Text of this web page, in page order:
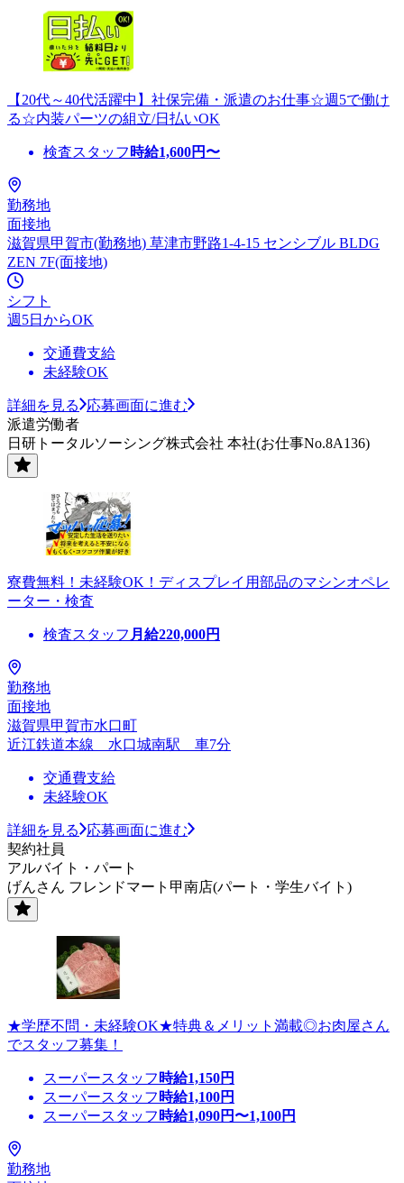
【20代～40代活躍中】社保完備・派遣のお仕事☆週5で働け
る☆内装パーツの組立/日払いOK
検査スタッフ 時給1,600円〜
勤務地
面接地
滋賀県甲賀市(勤務地) 草津市野路1-4-15 センシブル BLDG
ZEN 7F(面接地)
シフト
週5日からOK
交通費支給
未経験OK
詳細を見る
応募画面に進む
派遣労働者
日研トータルソーシング株式会社 本社(お仕事No.8A136)
寮費無料！未経験OK！ディスプレイ用部品のマシンオペレ
ーター・検査
検査スタッフ 月給220,000円
勤務地
面接地
滋賀県甲賀市水口町
近江鉄道本線 水口城南駅 車7分
交通費支給
未経験OK
詳細を見る
応募画面に進む
契約社員
アルバイト・パート
げんさん フレンドマート甲南店(パート・学生バイト)
★学歴不問・未経験OK★特典＆メリット満載◎お肉屋さん
でスタッフ募集！
スーパースタッフ 時給1,150円
スーパースタッフ 時給1,100円
スーパースタッフ 時給1,090円〜1,100円
勤務地